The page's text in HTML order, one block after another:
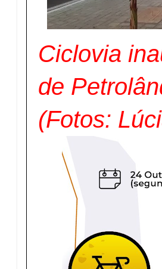
Ciclovia
de
(Fotos: